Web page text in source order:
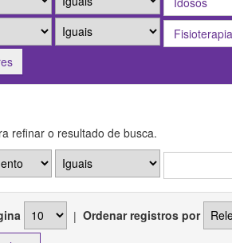
refinar o resultado de busca.
| Ordenar registros por